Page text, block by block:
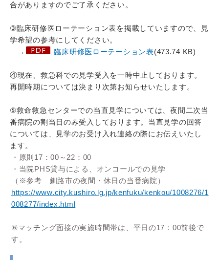
合がありますのでご了承ください。
③臨床研修医ローテーション表を掲載していますので、見
学希望の参考にしてください。
→
臨床研修医ローテーション表(473.74 KB)
④現在、救急科での見学受入を一時中止しております。
再開時期については決まり次第お知らせいたします。
⑤救命救急センターでの当直見学については、夜間二次当
番病院の割当日のみ受入しております。当直見学の回答
については、見学のお受け入れ連絡の際にお伝えいたし
ます。
・原則17：00～22：00
・当院PHS貸与による、オンコールでの見学
（※参考 釧路市の夜間・休日の当番病院）
https://www.city.kushiro.lg.jp/kenfuku/kenkou/1008276/1
008277/index.html
⑥マッチング面接の実施時間帯は、平日の17：00前後で
す。